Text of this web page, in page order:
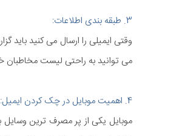
3. طبقه بندی اطلاعات:
وقتی ایمیلی را ارسال می کنید باید
می توانید به راحتی لیست مخاطبان
4. اهمیت موبایل در چک کردن ایمیل: